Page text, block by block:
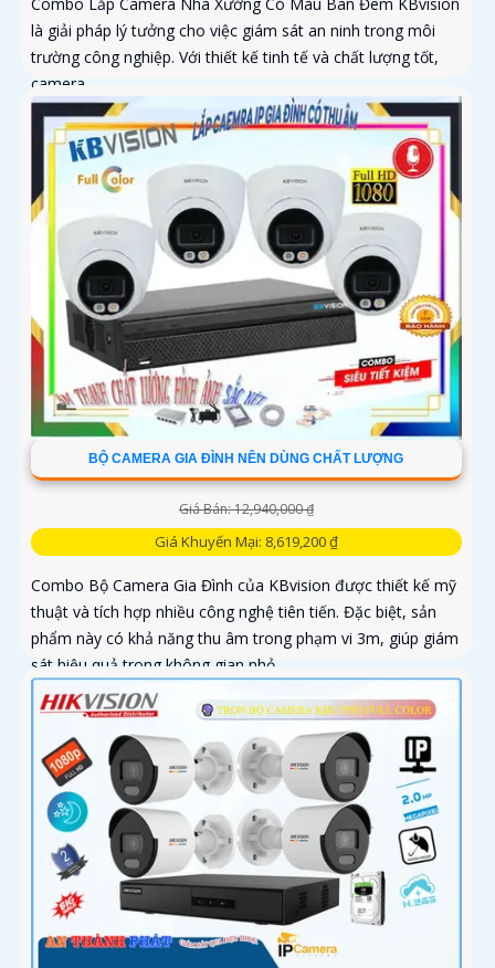
Combo Lắp Camera Nhà Xưởng Có Màu Ban Đêm KBvision
là giải pháp lý tưởng cho việc giám sát an ninh trong môi
trường công nghiệp. Với thiết kế tinh tế và chất lượng tốt,
camera...
BỘ CAMERA GIA ĐÌNH NÊN DÙNG CHẤT LƯỢNG
Giá Bán: 12,940,000 ₫
Giá Khuyến Mại: 8,619,200 ₫
Combo Bộ Camera Gia Đình của KBvision được thiết kế mỹ
thuật và tích hợp nhiều công nghệ tiên tiến. Đặc biệt, sản
phẩm này có khả năng thu âm trong phạm vi 3m, giúp giám
sát hiệu quả trong không gian nhỏ